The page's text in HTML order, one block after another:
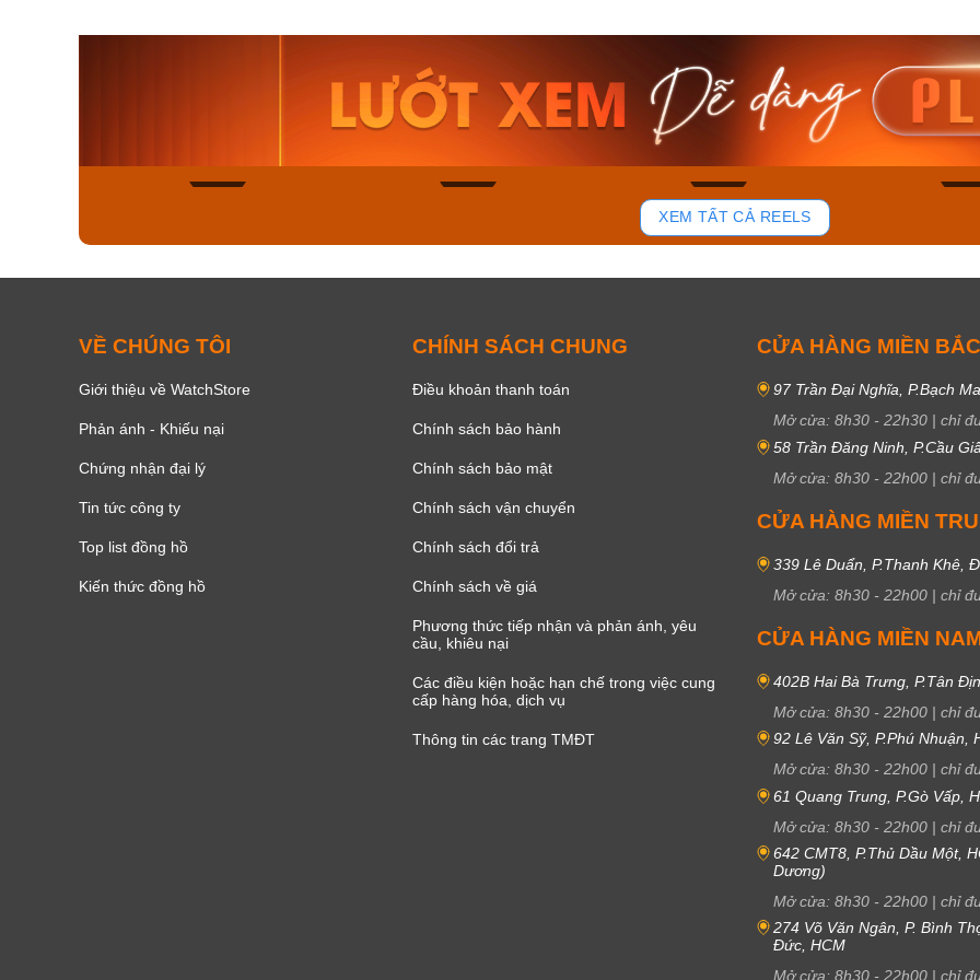
Casio Nam MTS-
115D-1AVDF
2.823.000₫
2.399.550₫
Mua ngay
44
Casio Nam MTS-
RS100L-1AVDF
4.276.000₫
3.634.600₫
Casio
230EL-
Mua
XEM TẤT CẢ REELS
VỀ CHÚNG TÔI
Giới thiệu về WatchStore
Phản ánh - Khiếu nại
Chứng nhận đại lý
Tin tức công ty
Top list đồng hồ
Kiến thức đồng hồ
CHÍNH SÁCH CHUNG
Điều khoản thanh toán
Chính sách bảo hành
Chính sách bảo mật
Chính sách vận chuyển
Chính sách đổi trả
Chính sách về giá
Phương thức tiếp nhận và phản ánh, yêu
cầu, khiêu nại
Các điều kiện hoặc hạn chế trong việc cung
cấp hàng hóa, dịch vụ
Thông tin các trang TMĐT
CỬA HÀNG MIỀN BẮC
97 Trần Đại Nghĩa, P.Bạch
Mở cửa: 8h30 - 22h30 | chỉ
58 Trần Đăng Ninh, P.Cầu
Mở cửa: 8h30 - 22h00 | chỉ
CỬA HÀNG MIỀN
339 Lê Duẩn, P.Thanh Khê,
Mở cửa: 8h30 - 22h00 | chỉ
CỬA HÀNG MIỀN
402B Hai Bà Trưng, P.Tân
Mở cửa: 8h30 - 22h00 | chỉ
92 Lê Văn Sỹ, P.Phú Nhuận,
Mở cửa: 8h30 - 22h00 | chỉ
61 Quang Trung, P.Gò Vấp,
Mở cửa: 8h30 - 22h00 | chỉ
642 CMT8, P.Thủ Dầu Một,
Dương)
Mở cửa: 8h30 - 22h00 | chỉ
274 Võ Văn Ngân, P. Bình
Đức, HCM
Mở cửa: 8h30 - 22h00 | chỉ